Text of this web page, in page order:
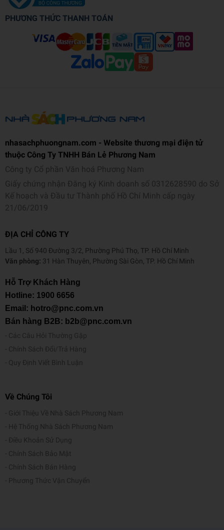
PHƯƠNG THỨC THANH TOÁN
nhasachphuongnam.com - Website thương mại điện tử
thuộc Công Ty TNHH Bán Lẻ Phương Nam
Công ty Cổ phần Văn hoá Phương Nam
Giấy chứng nhận Đăng ký Kinh doanh số 0312628590 do Sở
Kế hoạch và Đầu tư Thành phố Hồ Chí Minh cấp ngày
21/06/2019
ĐỊA CHỈ CÔNG TY
Lầu 1, Số 940 Đường 3/2, Phường Phú Thọ, TP. Hồ Chí Minh
Văn phòng: 31 Hàn Thuyên, Phường Sài Gòn, TP. Hồ Chí Minh
Hỗ Trợ Khách Hàng
Hotline: 1900 6656
Email: hotro@pnc.com.vn
Bán hàng B2B: b2b@pnc.com.vn
Các Câu Hỏi Thường Gặp
Chính Sách Đổi/Trả Hàng
Quy Định Viết Bình Luận
Về Chúng Tôi
Giới Thiệu Về Nhà Sách Phương Nam
Hệ Thống Nhà Sách Phương Nam
Điều Khoản Sử Dụng
Chính Sách Bảo Mật
Chính Sách Bán Hàng
Phương Thức Vận Chuyển